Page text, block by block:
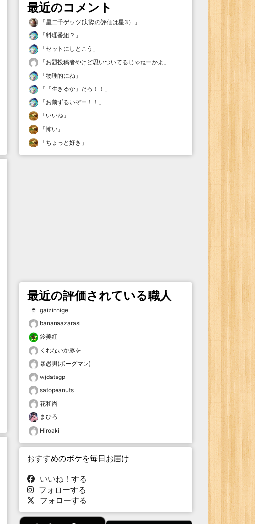
最近のコメント
「星二千ゲッツ(実際の評価は星3）
」
「料理番組？ 」
「セットにしとこう 」
「お題投稿者やけど思いついてるじゃねーかよ 」
「物理的にね 」
「 「生きるか」だろ！！ 」
「お前ずるいぞー！！ 」
「いいね 」
「怖い 」
「ちょっと好き 」
最近の評価されている職人
gaizinhige
bananaazarasi
鈴美紅
くれないか豚を
暴愚男(ボーグマン)
wjdatagp
satopeanuts
花和尚
まひろ
Hiroaki
おすすめのボケを毎日お届け
いいね！する
フォローする
フォローする